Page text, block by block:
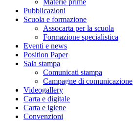
Materie prime
Pubblicazioni
Scuola e formazione
Assocarta per la scuola
Formazione specialistica
Eventi e news
Position Paper
Sala stampa
Comunicati stampa
Campagne di comunicazione
Videogallery
Carta e digitale
Carta e igiene
Convenzioni